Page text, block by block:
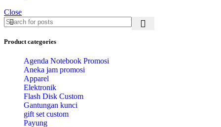
Close
Product categories
Agenda Notebook Promosi
Aneka jam promosi
Apparel
Elektronik
Flash Disk Custom
Gantungan kunci
gift set custom
Payung